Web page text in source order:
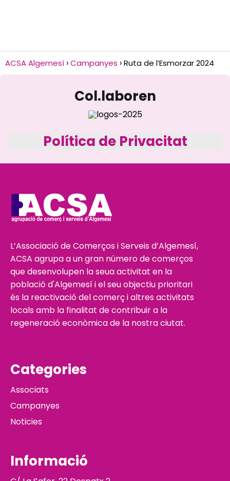
ACSA Algemesí Campanyes Ruta de l’Esmorzar 2024
Col.laboren
Política de Privacitat
L’Associació de Comerços i Serveis d’Algemesí,
ACSA agrupa a un gran número de comerços
que desenvolupen la seua activitat en la
població d'Algemesí i el seu objectiu prioritari
és la reactivació del comerç i altres activitats
locals amb la finalitat de contribuir a la
regeneració econòmica de la nostra ciutat.
Categories
Associats
Campanyes
Noticies
Informació